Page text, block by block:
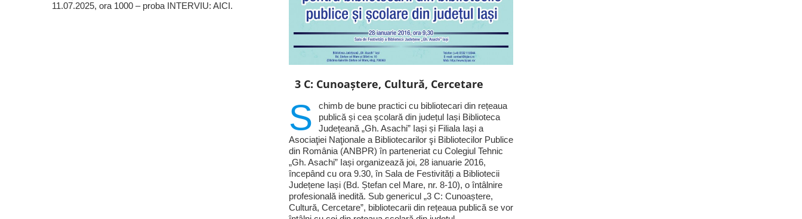
11.07.2025, ora 1000 – proba INTERVIU: AICI.
3 C: Cunoaștere, Cultură, Cercetare
S
chimb de bune practici cu bibliotecari din rețeaua
publică și cea școlară din județul Iași Biblioteca
Județeană „Gh. Asachi” Iași și Filiala Iași a
Asociaţiei Naţionale a Bibliotecarilor şi Bibliotecilor Publice
din România (ANBPR) în parteneriat cu Colegiul Tehnic
„Gh. Asachi” Iași organizează joi, 28 ianuarie 2016,
începând cu ora 9.30, în Sala de Festivități a Bibliotecii
Județene Iași (Bd. Ștefan cel Mare, nr. 8-10), o întâlnire
profesională inedită. Sub genericul „3 C: Cunoaștere,
Cultură, Cercetare”, bibliotecarii din rețeaua publică se vor